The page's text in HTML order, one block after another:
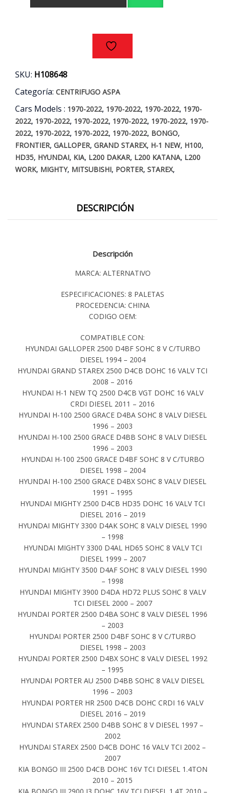
SKU: H108648
Categoría: CENTRIFUGO ASPA
Cars Models : 1970-2022, 1970-2022, 1970-2022, 1970-
2022, 1970-2022, 1970-2022, 1970-2022, 1970-2022, 1970-
2022, 1970-2022, 1970-2022, 1970-2022, BONGO,
FRONTIER, GALLOPER, GRAND STAREX, H-1 NEW, H100,
HD35, HYUNDAI, KIA, L200 DAKAR, L200 KATANA, L200
WORK, MIGHTY, MITSUBISHI, PORTER, STAREX,
DESCRIPCIÓN
Descripción
MARCA: ALTERNATIVO
ESPECIFICACIONES: 8 PALETAS
PROCEDENCIA: CHINA
CODIGO OEM:
COMPATIBLE CON:
HYUNDAI GALLOPER 2500 D4BF SOHC 8 V C/TURBO
DIESEL 1994 – 2004
HYUNDAI GRAND STAREX 2500 D4CB DOHC 16 VALV TCI
2008 – 2016
HYUNDAI H-1 NEW TQ 2500 D4CB VGT DOHC 16 VALV
CRDI DIESEL 2011 – 2016
HYUNDAI H-100 2500 GRACE D4BA SOHC 8 VALV DIESEL
1996 – 2003
HYUNDAI H-100 2500 GRACE D4BB SOHC 8 VALV DIESEL
1996 – 2003
HYUNDAI H-100 2500 GRACE D4BF SOHC 8 V C/TURBO
DIESEL 1998 – 2004
HYUNDAI H-100 2500 GRACE D4BX SOHC 8 VALV DIESEL
1991 – 1995
HYUNDAI MIGHTY 2500 D4CB HD35 DOHC 16 VALV TCI
DIESEL 2016 – 2019
HYUNDAI MIGHTY 3300 D4AK SOHC 8 VALV DIESEL 1990
– 1998
HYUNDAI MIGHTY 3300 D4AL HD65 SOHC 8 VALV TCI
DIESEL 1999 – 2007
HYUNDAI MIGHTY 3500 D4AF SOHC 8 VALV DIESEL 1990
– 1998
HYUNDAI MIGHTY 3900 D4DA HD72 PLUS SOHC 8 VALV
TCI DIESEL 2000 – 2007
HYUNDAI PORTER 2500 D4BA SOHC 8 VALV DIESEL 1996
– 2003
HYUNDAI PORTER 2500 D4BF SOHC 8 V C/TURBO
DIESEL 1998 – 2003
HYUNDAI PORTER 2500 D4BX SOHC 8 VALV DIESEL 1992
– 1995
HYUNDAI PORTER AU 2500 D4BB SOHC 8 VALV DIESEL
1996 – 2003
HYUNDAI PORTER HR 2500 D4CB DOHC CRDI 16 VALV
DIESEL 2016 – 2019
HYUNDAI STAREX 2500 D4BB SOHC 8 V DIESEL 1997 –
2002
HYUNDAI STAREX 2500 D4CB DOHC 16 VALV TCI 2002 –
2007
KIA BONGO III 2500 D4CB DOHC 16V TCI DIESEL 1.4TON
2010 – 2015
KIA BONGO III 2900 J3 DOHC 16V TCI DIESEL 1.4T 2010 –